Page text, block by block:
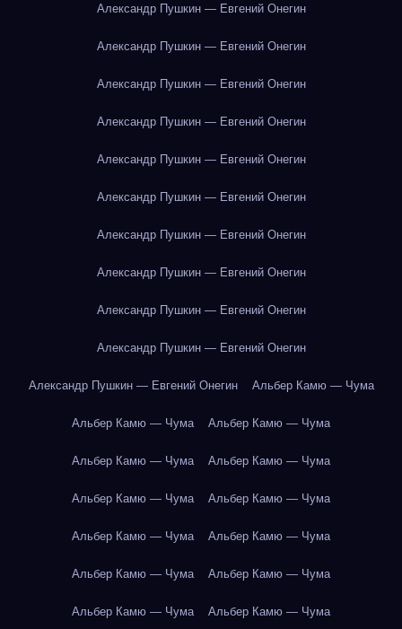
Александр Пушкин — Евгений Онегин
Александр Пушкин — Евгений Онегин
Александр Пушкин — Евгений Онегин
Александр Пушкин — Евгений Онегин
Александр Пушкин — Евгений Онегин
Александр Пушкин — Евгений Онегин
Александр Пушкин — Евгений Онегин
Александр Пушкин — Евгений Онегин
Александр Пушкин — Евгений Онегин
Александр Пушкин — Евгений Онегин
Александр Пушкин — Евгений Онегин Альбер Камю — Чума
Альбер Камю — Чума Альбер Камю — Чума
Альбер Камю — Чума Альбер Камю — Чума
Альбер Камю — Чума Альбер Камю — Чума
Альбер Камю — Чума Альбер Камю — Чума
Альбер Камю — Чума Альбер Камю — Чума
Альбер Камю — Чума Альбер Камю — Чума